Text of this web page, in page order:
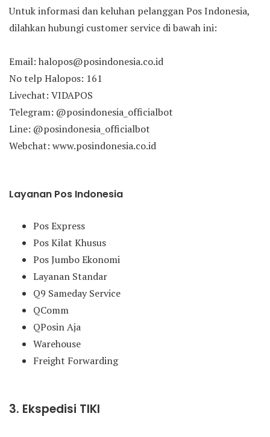
Untuk informasi dan keluhan pelanggan Pos Indonesia,
dilahkan hubungi customer service di bawah ini:
Email: halopos@posindonesia.co.id
No telp Halopos: 161
Livechat: VIDAPOS
Telegram: @posindonesia_officialbot
Line: @posindonesia_officialbot
Webchat: www.posindonesia.co.id
Layanan Pos Indonesia
Pos Express
Pos Kilat Khusus
Pos Jumbo Ekonomi
Layanan Standar
Q9 Sameday Service
QComm
QPosin Aja
Warehouse
Freight Forwarding
3. Ekspedisi TIKI